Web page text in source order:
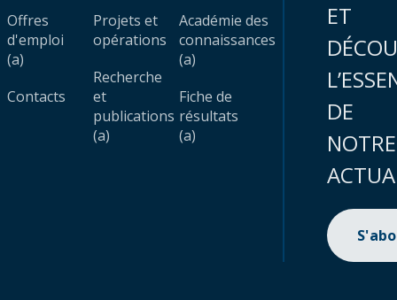
Offres
d'emploi
(a)
Contacts
Projets et
opérations
Recherche
et
publications
(a)
Académie des
connaissances
(a)
Fiche de
résultats
(a)
ET
DE
NOTRE